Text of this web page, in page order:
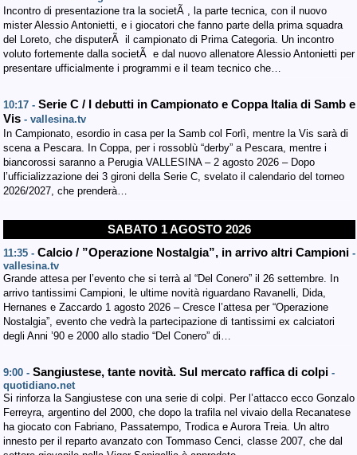
Incontro di presentazione tra la societÃ , la parte tecnica, con il nuovo
mister Alessio Antonietti, e i giocatori che fanno parte della prima squadra
del Loreto, che disputerÃ il campionato di Prima Categoria. Un incontro
voluto fortemente dalla societÃ e dal nuovo allenatore Alessio Antonietti per
presentare ufficialmente i programmi e il team tecnico che…
10:17 - Serie C / I debutti in Campionato e Coppa Italia di Samb e
Vis - vallesina.tv
In Campionato, esordio in casa per la Samb col Forlì, mentre la Vis sarà di
scena a Pescara. In Coppa, per i rossoblù “derby” a Pescara, mentre i
biancorossi saranno a Perugia VALLESINA – 2 agosto 2026 – Dopo
l’ufficializzazione dei 3 gironi della Serie C, svelato il calendario del torneo
2026/2027, che prenderà…
SABATO 1 AGOSTO 2026
11:35 - Calcio / ”Operazione Nostalgia”, in arrivo altri Campioni -
vallesina.tv
Grande attesa per l’evento che si terrà al “Del Conero” il 26 settembre. In
arrivo tantissimi Campioni, le ultime novità riguardano Ravanelli, Dida,
Hernanes e Zaccardo 1 agosto 2026 – Cresce l’attesa per “Operazione
Nostalgia”, evento che vedrà la partecipazione di tantissimi ex calciatori
degli Anni ’90 e 2000 allo stadio “Del Conero” di…
9:00 - Sangiustese, tante novità. Sul mercato raffica di colpi -
quotidiano.net
Si rinforza la Sangiustese con una serie di colpi. Per l’attacco ecco Gonzalo
Ferreyra, argentino del 2000, che dopo la trafila nel vivaio della Recanatese
ha giocato con Fabriano, Passatempo, Trodica e Aurora Treia. Un altro
innesto per il reparto avanzato con Tommaso Cenci, classe 2007, che dal